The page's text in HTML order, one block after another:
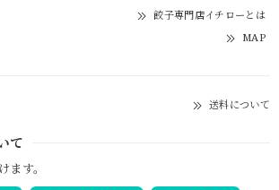
餃子専門店イチローとは
MAP
送料について
て
す。